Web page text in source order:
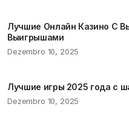
Лучшие Онлайн Казино С
Выигрышами
Dezembro 10, 2025
Лучшие игры 2025 года с
Dezembro 10, 2025